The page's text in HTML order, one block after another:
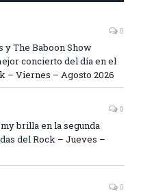
0
y The Baboon Show
concierto del día en el
– Viernes – Agosto 2026
0
brilla en la segunda
del Rock – Jueves –
0